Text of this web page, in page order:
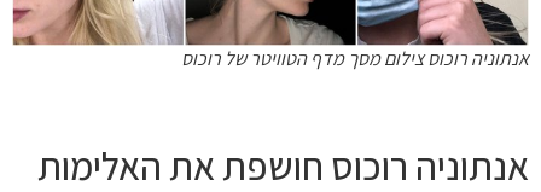
אנתוניה רוכוס צילום מסך מדף הטוויטר של רוכוס
אנתוניה רוכוס חושפת את האלימות